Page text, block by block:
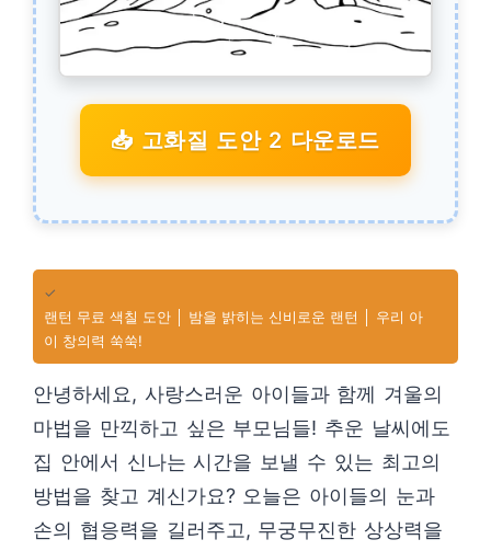
📥 고화질 도안 2 다운로드
✓
랜턴 무료 색칠 도안 │ 밤을 밝히는 신비로운 랜턴 │ 우리 아
이 창의력 쑥쑥!
안녕하세요, 사랑스러운 아이들과 함께 겨울의
마법을 만끽하고 싶은 부모님들! 추운 날씨에도
집 안에서 신나는 시간을 보낼 수 있는 최고의
방법을 찾고 계신가요? 오늘은 아이들의 눈과
손의 협응력을 길러주고, 무궁무진한 상상력을